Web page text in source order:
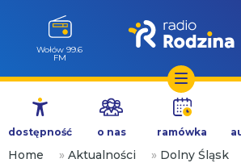
Przejdź
treści
Wołów 99.6
FM
dostępność o nas ramówka
Home » Aktualności » Dolny Śląsk